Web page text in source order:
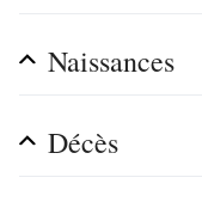
Naissances
Décès